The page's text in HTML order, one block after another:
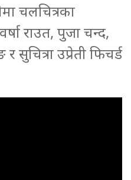
चलचित्रका
राउत, पुजा चन्द,
सुचित्रा उप्रेती फिचर्ड